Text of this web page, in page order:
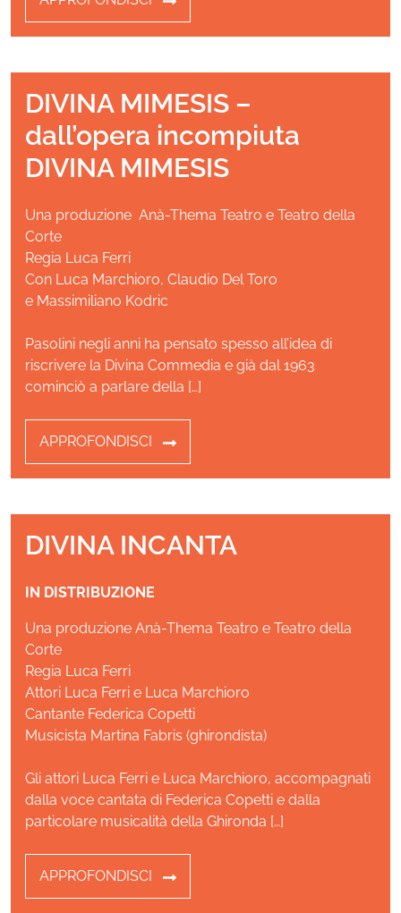
DIVINA MIMESIS –
dall’opera incompiuta
DIVINA MIMESIS
Una produzione Anà-Thema Teatro e Teatro della
Corte
Regia Luca Ferri
Con Luca Marchioro, Claudio Del Toro
e Massimiliano Kodric
Pasolini negli anni ha pensato spesso all’idea di
riscrivere la Divina Commedia e già dal 1963
cominciò a parlare della […]
APPROFONDISCI
DIVINA INCANTA
IN DISTRIBUZIONE
Una produzione Anà-Thema Teatro e Teatro della
Corte
Regia Luca Ferri
Attori Luca Ferri e Luca Marchioro
Cantante Federica Copetti
Musicista Martina Fabris (ghirondista)
Gli attori Luca Ferri e Luca Marchioro, accompagnati
dalla voce cantata di Federica Copetti e dalla
particolare musicalità della Ghironda […]
APPROFONDISCI